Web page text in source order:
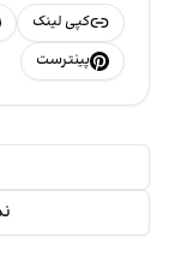
کپی لینک
پینترست